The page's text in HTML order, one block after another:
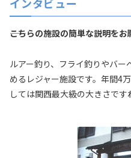
インタビュー
――こちらの施設の簡単な説明をお
ルアー釣り、フライ釣りやバ
めるレジャー施設です。年間4
しては関西最大級の大きさです